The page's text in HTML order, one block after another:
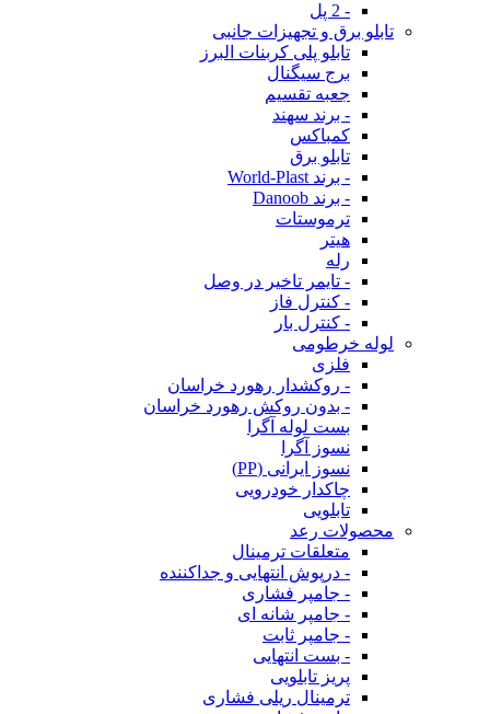
- 2 پل
تابلو برق و تجهیزات جانبی
تابلو پلی کربنات البرز
برج سیگنال
جعبه تقسیم
- برند سهند
کمباکس
تابلو برق
- برند World-Plast
- برند Danoob
ترموستات
هیتر
رله
- تایمر تاخیر در وصل
- کنترل فاز
- کنترل بار
لوله خرطومی
فلزی
- روکشدار رهورد خراسان
- بدون روکش رهورد خراسان
بست لوله آگرا
نسوز آگرا
نسوز ایرانی (PP)
چاکدار خودرویی
تابلویی
محصولات رعد
متعلقات ترمینال
- درپوش انتهایی و جداکننده
- جامپر فشاری
- جامپر شانه ای
- جامپر ثابت
- بست انتهایی
پریز تابلویی
ترمینال ریلی فشاری